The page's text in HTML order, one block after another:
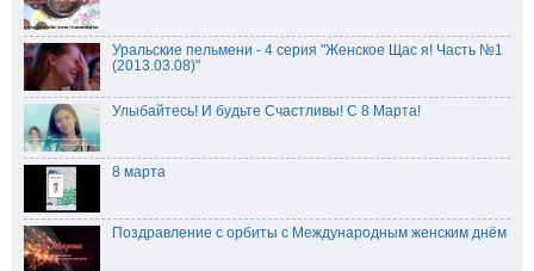
Уральские пельмени - 4 серия "Женское Щас я! Часть №1
(2013.03.08)"
Улыбайтесь! И будьте Счастливы! С 8 Марта!
8 марта
Поздравление с орбиты с Международным женским днём